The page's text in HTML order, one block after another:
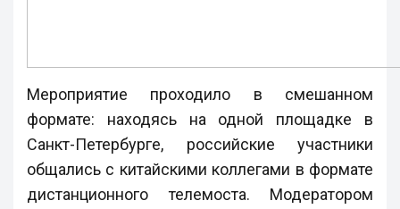
Мероприятие проходило в смешанном
формате: находясь на одной площадке в
Санкт-Петербурге, российские участники
общались с китайскими коллегами в формате
дистанционного телемоста. Модератором